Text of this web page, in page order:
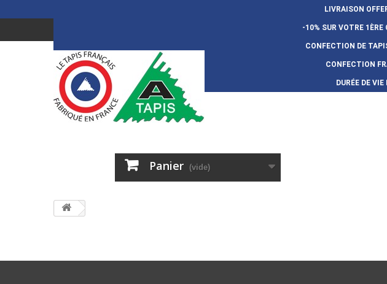
LIVRAISON
-10% SUR VOTRE 1ÈRE
CONFECTION DE
CONFECTION
DURÉE DE
Panier (vide)